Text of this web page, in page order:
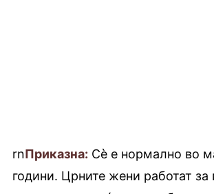
rnПриказна: Сè е нормално во
години. Црните жени работат